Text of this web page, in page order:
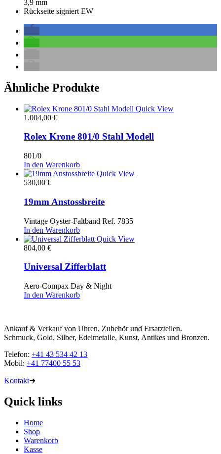
3,9 mm
Rückseite signiert EW
Ähnliche Produkte
Quick View
1.004,00 €
Rolex Krone 801/0 Stahl Modell
801/0
In den Warenkorb
Quick View
530,00 €
19mm Anstossbreite
Vintage Oyster-Faltband Ref. 7835
In den Warenkorb
Quick View
804,00 €
Universal Zifferblatt
Aero-Compax Day & Night
In den Warenkorb
Ankauf & Verkauf von Uhren, Zubehör und Ersatzteilen.
Schmuck, Gold, Silber, Edelmetalle, Kunst, Antikes und Bronzen.
Telefon: +41 43 534 42 13
Mobil: +41 77400 55 53
Kontakt➜
Quick links
Home
Shop
Warenkorb
Kasse